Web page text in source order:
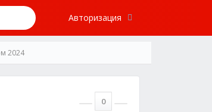
Авторизация
2024
0